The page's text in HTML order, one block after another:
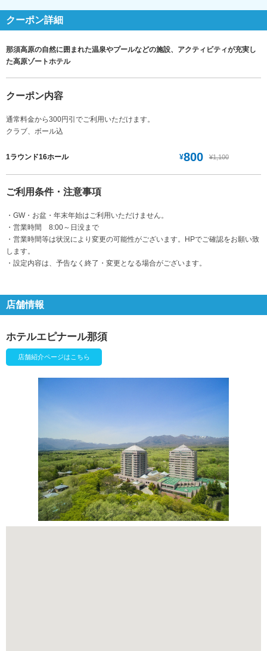
クーポン詳細
那須高原の自然に囲まれた温泉やプールなどの施設、アクティビティが充実し
た高原ゾートホテル
クーポン内容
通常料金から300円引でご利用いただけます。
クラブ、ボール込
1ラウンド16ホール ¥800 ¥1,100
ご利用条件・注意事項
・GW・お盆・年末年始はご利用いただけません。
・営業時間 8:00～日没まで
・営業時間等は状況により変更の可能性がございます。HPでご確認をお願い致
します。
・設定内容は、予告なく終了・変更となる場合がございます。
店舗情報
ホテルエピナール那須
店舗紹介ページはこちら